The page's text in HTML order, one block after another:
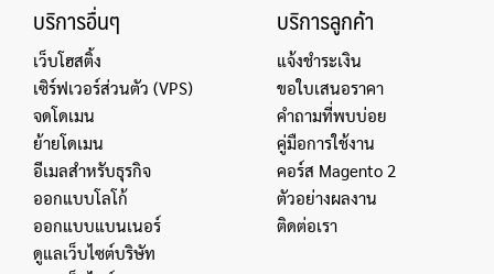
บริการอื่นๆ
เว็บโฮสติ้ง
เซิร์ฟเวอร์ส่วนตัว (VPS)
จดโดเมน
ย้ายโดเมน
อีเมลสำหรับธุรกิจ
ออกแบบโลโก้
ออกแบบแบนเนอร์
ดูแลเว็บไซต์บริษัท
บริการลูกค้า
แจ้งชำระเงิน
ขอใบเสนอราคา
คำถามที่พบบ่อย
คู่มือการใช้งาน
คอร์ส Magento 2
ตัวอย่างผลงาน
ติดต่อเรา